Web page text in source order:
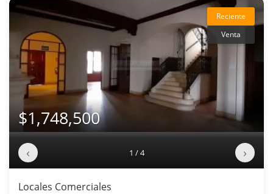
Reciente
Venta
$1,748,500
‹ 1 / 4 ›
Locales Comerciales